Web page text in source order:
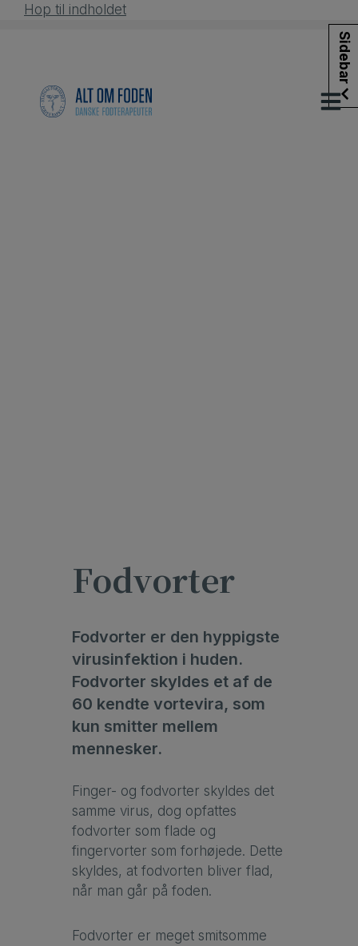
Hop til indholdet
Fodvorter
Fodvorter er den hyppigste
virusinfektion i huden.
Fodvorter skyldes et af de
60 kendte vortevira, som
kun smitter mellem
mennesker.
Finger- og fodvorter skyldes det
samme virus, dog opfattes
fodvorter som flade og
fingervorter som forhøjede. Dette
skyldes, at fodvorten bliver flad,
når man går på foden.
Fodvorter er meget smitsomme
Sidebar
Sidebar